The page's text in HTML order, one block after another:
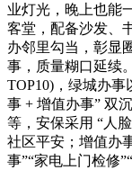
业灯光，晚上也能
客堂，配备沙发、
办邻里勾当，彰显
事，质量糊口延续
TOP10)，绿城办事
事 + 增值办事” 双
等，安保采用 “人
社区平安；增值办
事”“家电上门检修